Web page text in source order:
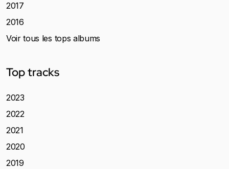
2017
2016
Voir tous les tops albums
Top tracks
2023
2022
2021
2020
2019